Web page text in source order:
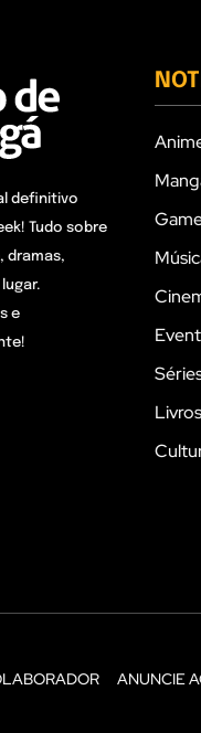
definitivo
Tudo sobre
dramas,
e
Livros
ANUNCIE